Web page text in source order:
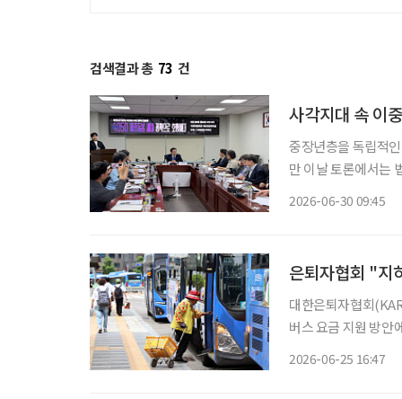
검색결과 총 73 건
사각지대 속 이
중장년층을 독립적
만 이날 토론에서는
2026-06-30 09:45
은퇴자협회 "지
대한은퇴자협회
버스 요금 지원 방안
2026-06-25 16:47